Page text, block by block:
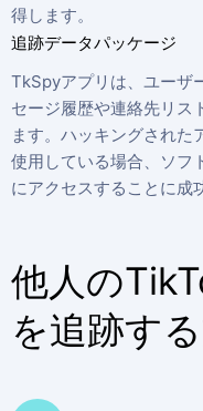
得します。
追跡データパッケージ
TkSpyアプリは、ユーザ
セージ履歴や連絡先リス
ます。ハッキングされた
使用している場合、ソフ
にアクセスすることに成
他人の
を追跡す